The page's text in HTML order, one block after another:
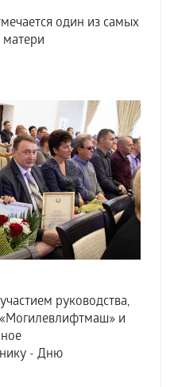
один из самых
руководства,
и
- Дню